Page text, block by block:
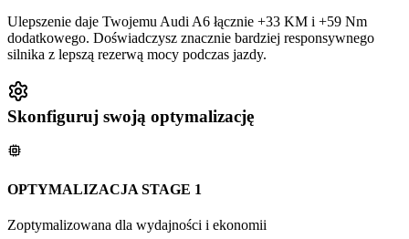
Ulepszenie daje Twojemu Audi A6 łącznie +33 KM i +59 Nm
dodatkowego. Doświadczysz znacznie bardziej responsywnego
silnika z lepszą rezerwą mocy podczas jazdy.
Skonfiguruj swoją optymalizację
OPTYMALIZACJA STAGE 1
Zoptymalizowana dla wydajności i ekonomii